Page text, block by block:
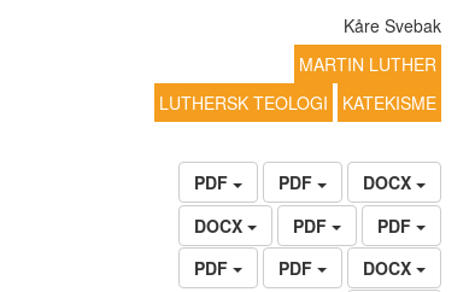
Kåre Svebak
MARTIN LUTHER
LUTHERSK TEOLOGI
KATEKISME
PDF PDF
DOCX
DOCX
PDF
PDF
PDF
PDF
DOCX